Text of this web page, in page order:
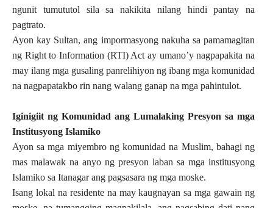
ngunit tumututol sila sa nakikita nilang hindi pantay na
pagtrato.
Ayon kay Sultan, ang impormasyong nakuha sa pamamagitan
ng Right to Information (RTI) Act ay umano’y nagpapakita na
may ilang mga gusaling panrelihiyon ng ibang mga komunidad
na nagpapatakbo rin nang walang ganap na mga pahintulot.
Iginigiit ng Komunidad ang Lumalaking Presyon sa mga
Institusyong Islamiko
Ayon sa mga miyembro ng komunidad na Muslim, bahagi ng
mas malawak na anyo ng presyon laban sa mga institusyong
Islamiko sa Itanagar ang pagsasara ng mga moske.
Isang lokal na residente na may kaugnayan sa mga gawain ng